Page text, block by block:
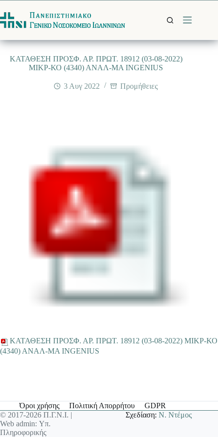
στο
περιεχόμενο
ΚΑΤΑΘΕΣΗ ΠΡΟΣΦ. ΑΡ. ΠΡΩΤ. 18912 (03-08-2022)
ΜΙΚΡ-ΚΟ (4340) ΑΝΑΛ-ΜΑ INGENIUS
3 Αυγ 2022 Προμήθειες
ΚΑΤΑΘΕΣΗ ΠΡΟΣΦ. ΑΡ. ΠΡΩΤ. 18912 (03-08-2022) ΜΙΚΡ-ΚΟ
(4340) ΑΝΑΛ-ΜΑ INGENIUS
Όροι χρήσης Πολιτική Απορρήτου
GDPR
© 2017-2026 Π.Γ.Ν.Ι. |
Web admin: Υπ.
Πληροφορικής
Σχεδίαση:Ν. Ντέμος